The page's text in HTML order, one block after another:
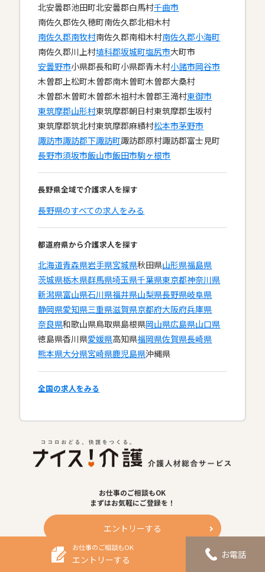
北安曇郡池田町北安曇郡白馬村千曲市
南佐久郡佐久穂町南佐久郡北相木村
南佐久郡南牧村南佐久郡南相木村南佐久郡小海町
南佐久郡川上村埴科郡坂城町塩尻市大町市
安曇野市小県郡長和町小県郡青木村小諸市岡谷市
木曽郡上松町木曽郡南木曽町木曽郡大桑村
木曽郡木曽町木曽郡木祖村木曽郡王滝村東御市
東筑摩郡山形村東筑摩郡朝日村東筑摩郡生坂村
東筑摩郡筑北村東筑摩郡麻績村松本市茅野市
諏訪市諏訪郡下諏訪町諏訪郡原村諏訪郡富士見町
長野市須坂市飯山市飯田市駒ヶ根市
長野県全域で介護求人を探す
長野県のすべての求人をみる
都道府県から介護求人を探す
北海道青森県岩手県宮城県秋田県山形県福島県
茨城県栃木県群馬県埼玉県千葉県東京都神奈川県
新潟県富山県石川県福井県山梨県長野県岐阜県
静岡県愛知県三重県滋賀県京都府大阪府兵庫県
奈良県和歌山県鳥取県島根県岡山県広島県山口県
徳島県香川県愛媛県高知県福岡県佐賀県長崎県
熊本県大分県宮崎県鹿児島県沖縄県
全国の求人をみる
お仕事のご相談もOK
まずはお気軽にご登録を！
エントリーする
0120-713-515
ないす
お仕事のご相談もOK
エントリーする お電話